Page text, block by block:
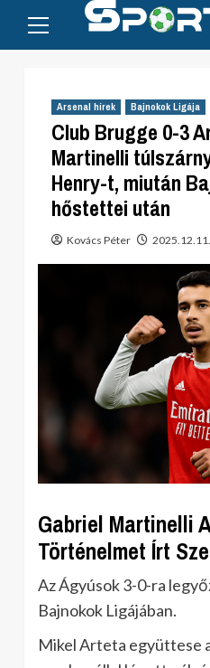
content
Menu
Arsenal hírek Bajnokok Ligája
Club Brugge 0-3
Martinelli
Henry-t, miután
hőstettei után
Kovács Péter 2025.12.11.
Gabriel Martinelli
Történelmet Írt
Az Ágyúsok 3-0-ra
Bajnokok Ligájában.
Mikel Arteta együttese